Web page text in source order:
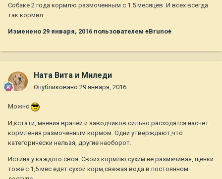
Собаке 2 года кормлю размоченным с 1.5 месяцев. И всех всегда
так кормил.
Изменено 29 января, 2016 пользователем ♠Bruno♠
Ната Вита и Миледи
Опубликовано 29 января, 2016
Можно
И,кстати, мнения врачей и заводчиков сильно расходятся насчет
кормления размоченным кормом. Одни утверждают,что
категорически нельзя, другие наоборот.
Истина у каждого своя. Своих кормлю сухим не размачивая, щенки
тоже с 1,5 мес едят сухой корм,свежая вода в постоянном